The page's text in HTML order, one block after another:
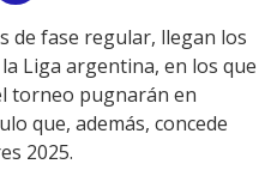
Link
de fase regular, llegan los
Liga argentina, en los que
torneo pugnarán en
que, además, concede
2025.